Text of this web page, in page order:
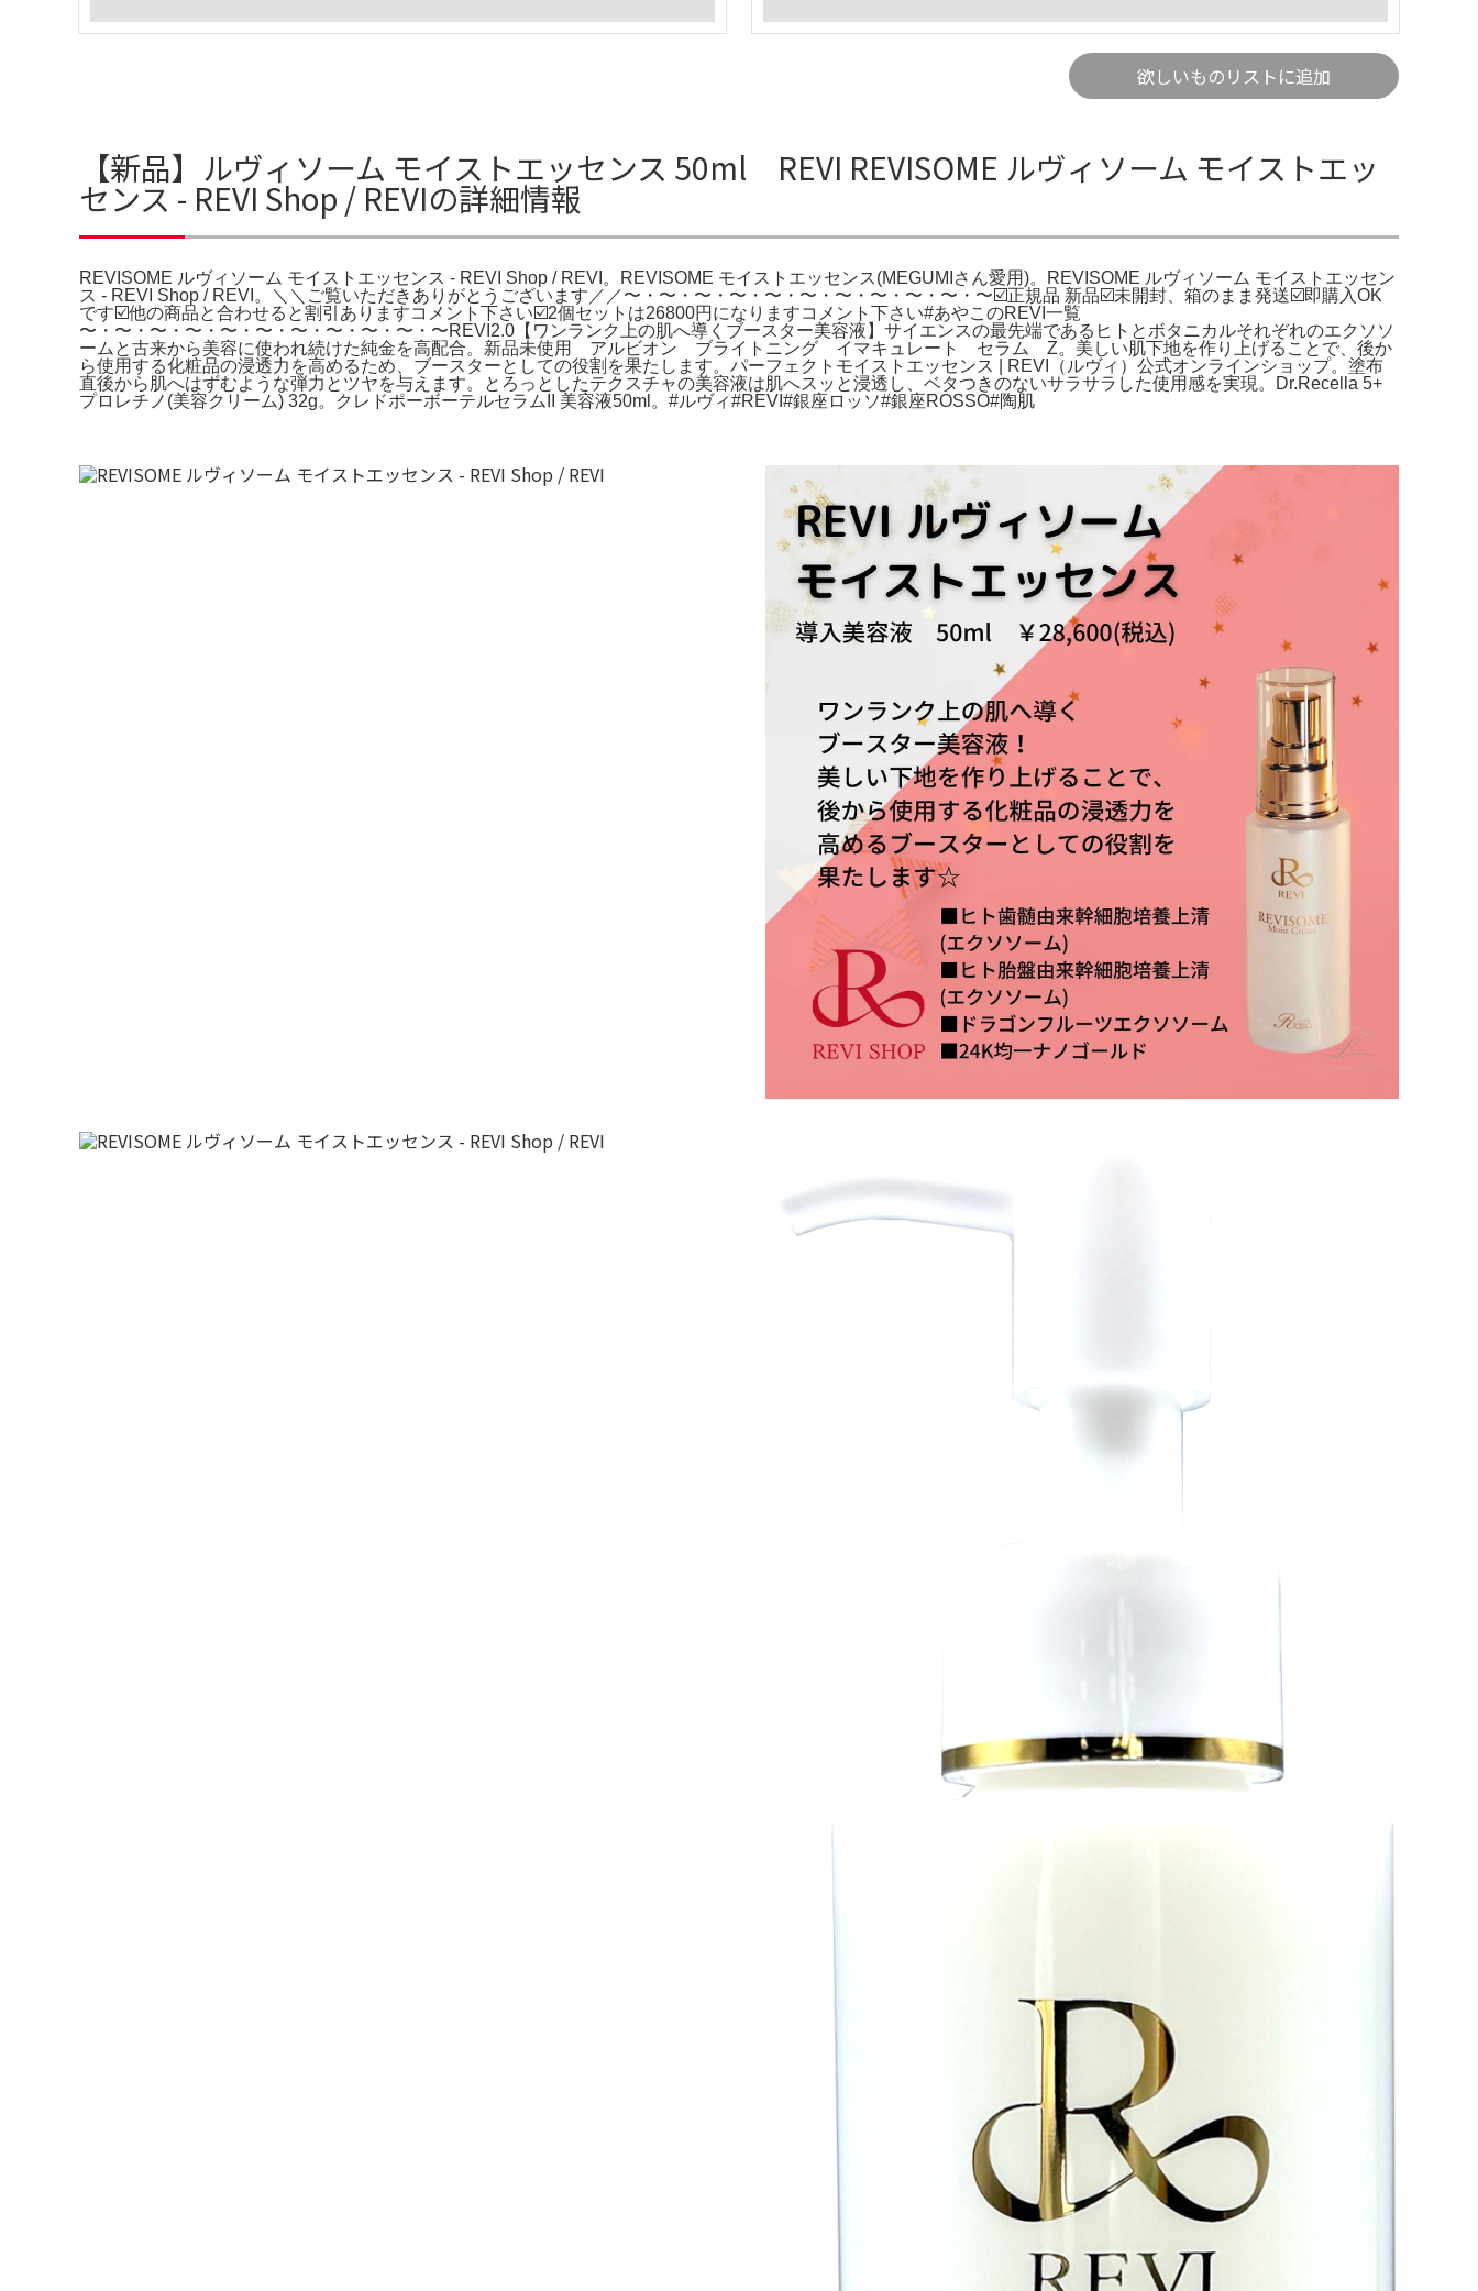
欲しいものリストに追加
【新品】ルヴィソーム モイストエッセンス 50ml REVI REVISOME ルヴィソーム モイストエッ
センス - REVI Shop / REVIの詳細情報
REVISOME ルヴィソーム モイストエッセンス - REVI Shop / REVI。REVISOME モイストエッセンス(MEGUMIさん愛用)。REVISOME ルヴィソーム モイストエッセン
ス - REVI Shop / REVI。＼＼ご覧いただきありがとうございます／／〜・〜・〜・〜・〜・〜・〜・〜・〜・〜・〜☑️正規品 新品☑️未開封、箱のまま発送☑️即購入OK
です☑️他の商品と合わせると割引ありますコメント下さい☑️2個セットは26800円になりますコメント下さい#あやこのREVI一覧
〜・〜・〜・〜・〜・〜・〜・〜・〜・〜・〜REVI2.0【ワンランク上の肌へ導くブースター美容液】サイエンスの最先端であるヒトとボタニカルそれぞれのエクソソ
ームと古来から美容に使われ続けた純金を高配合。新品未使用 アルビオン ブライトニング イマキュレート セラム Z。美しい肌下地を作り上げることで、後か
ら使用する化粧品の浸透力を高めるため、ブースターとしての役割を果たします。パーフェクトモイストエッセンス | REVI（ルヴィ）公式オンラインショップ。塗布
直後から肌へはずむような弾力とツヤを与えます。とろっとしたテクスチャの美容液は肌へスッと浸透し、ベタつきのないサラサラした使用感を実現。Dr.Recella 5+
プロレチノ(美容クリーム) 32g。クレドポーボーテルセラムII 美容液50ml。#ルヴィ#REVI#銀座ロッソ#銀座ROSSO#陶肌